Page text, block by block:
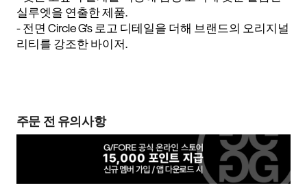
실루엣을 연출한 제품.
- 전면 Circle G’s 로고 디테일을 더해 브랜드의 오리지널
리티를 강조한 바이저.
주문 전 유의사항